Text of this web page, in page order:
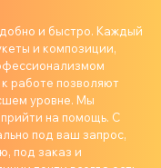
и быстро. Каждый
и композиции,
работе позволяют
уровне. Мы
прийти на помощь. С
под ваш запрос,
под заказ и